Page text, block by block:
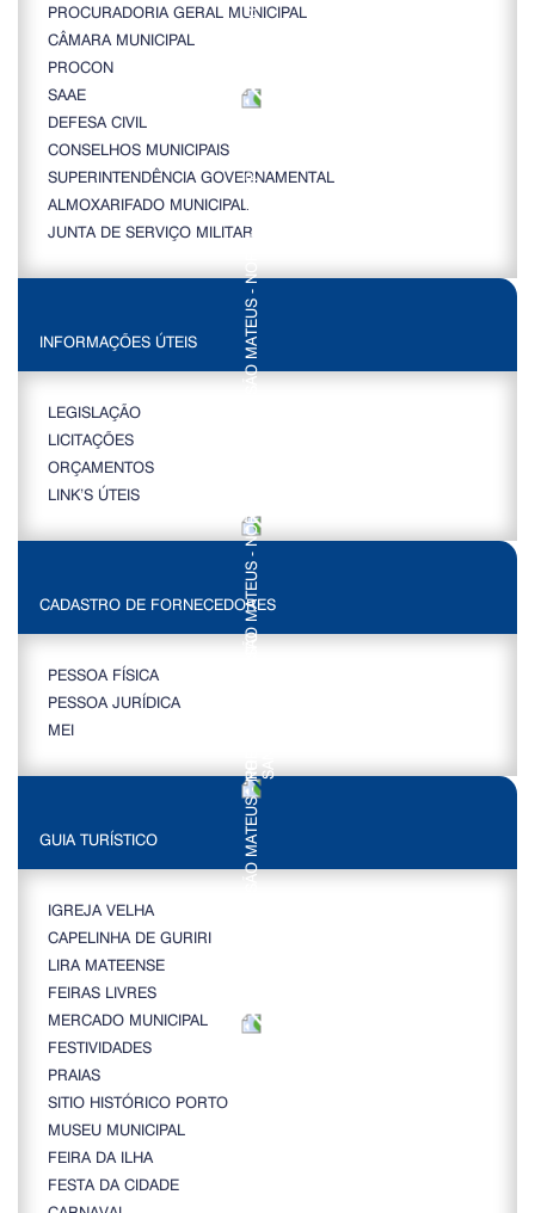
PROCURADORIA GERAL MUNICIPAL
CÂMARA MUNICIPAL
PROCON
SAAE
DEFESA CIVIL
CONSELHOS MUNICIPAIS
SUPERINTENDÊNCIA GOVERNAMENTAL
ALMOXARIFADO MUNICIPAL
JUNTA DE SERVIÇO MILITAR
INFORMAÇÕES ÚTEIS
LEGISLAÇÃO
LICITAÇÕES
ORÇAMENTOS
LINK’S ÚTEIS
CADASTRO DE FORNECEDORES
PESSOA FÍSICA
PESSOA JURÍDICA
MEI
GUIA TURÍSTICO
IGREJA VELHA
CAPELINHA DE GURIRI
LIRA MATEENSE
FEIRAS LIVRES
MERCADO MUNICIPAL
FESTIVIDADES
PRAIAS
SITIO HISTÓRICO PORTO
MUSEU MUNICIPAL
FEIRA DA ILHA
FESTA DA CIDADE